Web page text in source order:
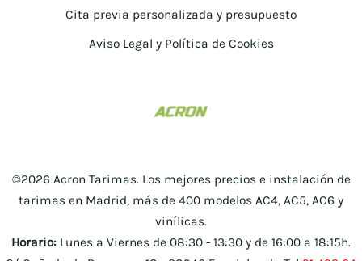
Cita previa personalizada y presupuesto
Aviso Legal y Política de Cookies
©2026 Acron Tarimas. Los mejores precios e instalación de
tarimas en Madrid, más de 400 modelos AC4, AC5, AC6 y
vinílicas.
Horario: Lunes a Viernes de 08:30 - 13:30 y de 16:00 a 18:15h.